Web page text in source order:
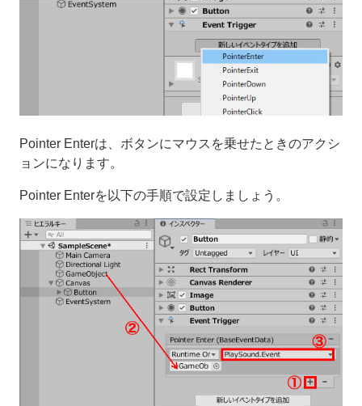
Pointer Enterは、ボタンにマウスを乗せたときのアクシ
ョンになります。
Pointer Enterを以下の手順で設定しましょう。